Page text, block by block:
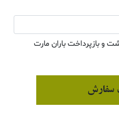
و بازپرداخت باران مارت
سفارش